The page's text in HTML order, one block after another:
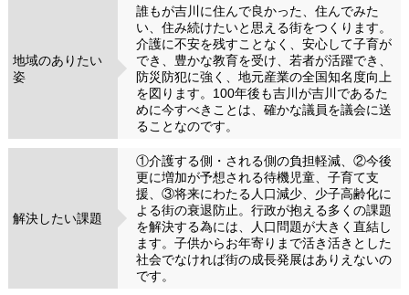
地域のありたい
姿
誰もが吉川に住んで良かった、住んでみた
い、住み続けたいと思える街をつくります。
介護に不安を残すことなく、安心して子育が
でき、豊かな教育を受け、若者が活躍でき、
防災防犯に強く、地元産業の全国知名度向上
を図ります。100年後も吉川が吉川であるた
めに今すべきことは、確かな議員を議会に送
ることなのです。
解決したい課題
①介護する側・される側の負担軽減、②今後
更に増加が予想される待機児童、子育て支
援、③将来にわたる人口減少、少子高齢化に
よる街の衰退防止。行政が抱える多くの課題
を解決する為には、人口問題が大きく直結し
ます。子供からお年寄りまで活き活きとした
社会でなければ街の成長発展はありえないの
です。